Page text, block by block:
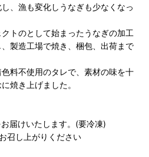
、漁も変化しうなぎも少なくなっ
トのとして始まったうなぎの加工
製造工場で焼き、梱包、出荷まで
料不使用のタレで、素材の味を十
焼き上げました。
届けいたします。(要冷凍)
召し上がりください